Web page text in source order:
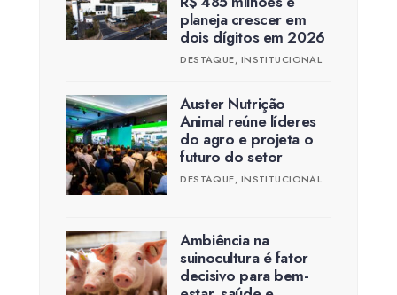
planeja crescer em
dois dígitos em 2026
DESTAQUE, INSTITUCIONAL
Auster Nutrição
Animal reúne líderes
do agro e projeta o
futuro do setor
DESTAQUE, INSTITUCIONAL
Ambiência na
suinocultura é fator
decisivo para bem-